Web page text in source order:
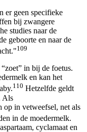
er geen specifieke
bij zwangere
studies naar de
geboorte en naar de
109
in bij de foetus.
en kan het
110 Hetzelfde geldt
Als
op in vetweefsel, net als
in de moedermelk.
cyclamaat en